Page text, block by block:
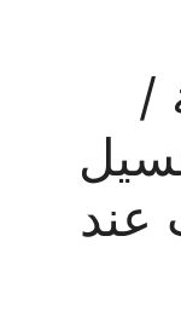
/
/ غسيل
عند